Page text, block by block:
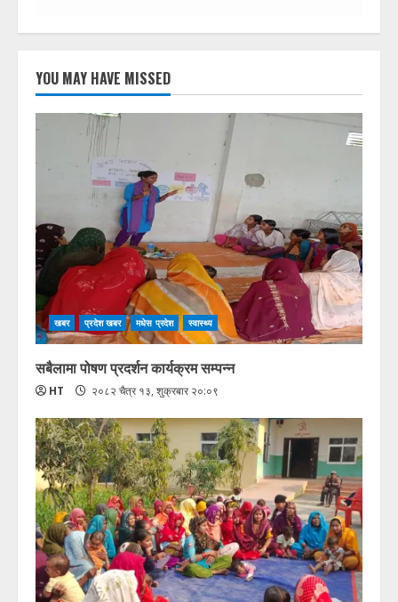
YOU MAY HAVE MISSED
खबर प्रदेश खबर मधेस प्रदेश स्वास्थ्य
सबैलामा पोषण प्रदर्शन कार्यक्रम सम्पन्न
HT २०८२ चैत्र १३, शुक्रबार २०:०९